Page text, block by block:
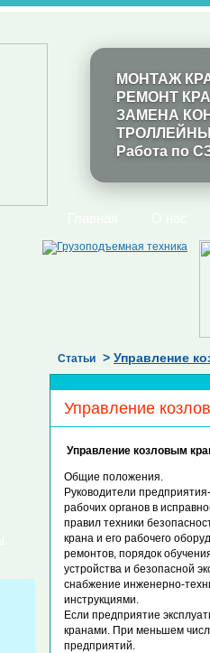
МОНТАЖ
РЕМОНТ
ЗАМЕНА
Работа по
Статьи > Управление
Управление
Управление козловым
Общие положения.
Руководители
рабочих органов в
правил техники
крана и его рабочего
ремонтов, порядок
устройства и безопасной
снабжение инженерно-
инструкциями.
Если предприятие
кранами. При меньшем
предприятий.